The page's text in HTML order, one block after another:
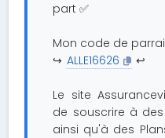
part ✅
Mon code de
↪️ ALLE16626 ↩️
Le site
de souscrire à
ainsi qu'à des